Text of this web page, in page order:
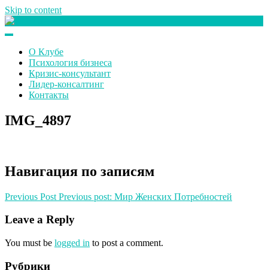
Skip to content
О Клубе
Психология бизнеса
Кризис-консультант
Лидер-консалтинг
Контакты
IMG_4897
Навигация по записям
Previous Post Previous post: Мир Женских Потребностей
Leave a Reply
You must be logged in to post a comment.
Рубрики